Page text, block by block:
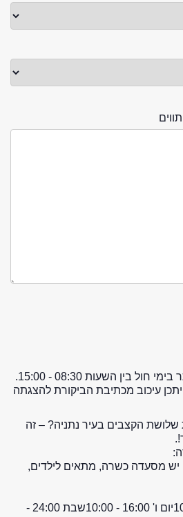
בין השעות 08:30 - 15:00.
עיכוב מכתיבת הביקורת להצגתה
הקצבים בעיר נתניה? – זה
מסעדה כשרה, מתאים לילדים,
יום ו' 16:00 - 10:00
שבת 24:00 -